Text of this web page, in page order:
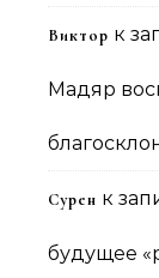
Виктор к
Мадяр
Сурен к
будущее